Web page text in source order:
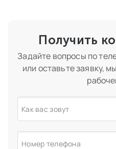
Получить
Задайте вопросы по
или оставьте заявку,
Как вас зовут
Номер телефона